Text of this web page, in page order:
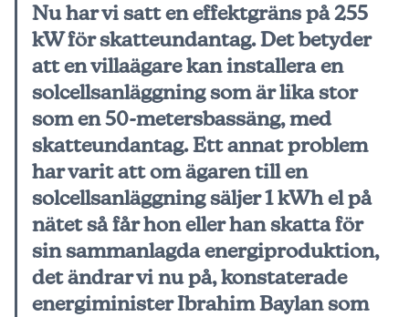
Nu har vi satt en effektgräns på 255
kW för skatteundantag. Det betyder
att en villaägare kan installera en
solcellsanläggning som är lika stor
som en 50-metersbassäng, med
skatteundantag. Ett annat problem
har varit att om ägaren till en
solcellsanläggning säljer 1 kWh el på
nätet så får hon eller han skatta för
sin sammanlagda energiproduktion,
det ändrar vi nu på, konstaterade
energiminister Ibrahim Baylan som